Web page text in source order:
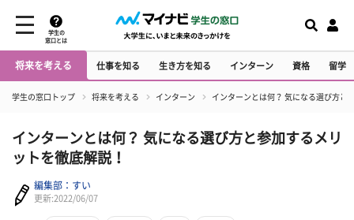
学生の
窓口とは
将来を考える 仕事を知る 生き方を知る インターン 資格 留学
学生の窓口トップ 将来を考える インターン インターンとは何？ 気になる選び方と
インターンとは何？ 気になる選び方と参加するメリ
ットを徹底解説！
編集部：すい
更新:2022/06/07